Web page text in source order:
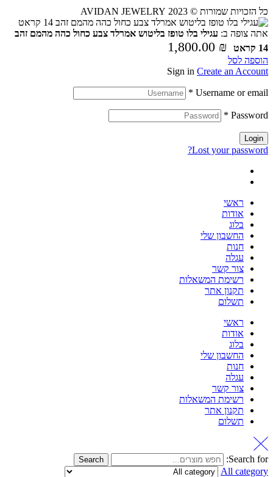
כל הזכויות שמורות © 2023 AVIDAN JEWELRY
אתה צופה ב: עגילי בלו טופז בליטוש אמרלד צבע כחול כהה מהמם זהב
14 קראט
1,800.00 ₪
הוספה לסל
Sign in Create an Account
Username or email
*
Password
*
Login
Lost your password?
ראשי
אודות
בלוג
החשבון שלי
חנות
עגלה
צור קשר
רשימת המשאלות
תקנון אתר
תשלום
ראשי
אודות
בלוג
החשבון שלי
חנות
עגלה
צור קשר
רשימת המשאלות
תקנון אתר
תשלום
Search for:
Search
All category